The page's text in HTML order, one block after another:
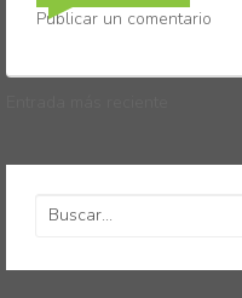
Publicar un comentario